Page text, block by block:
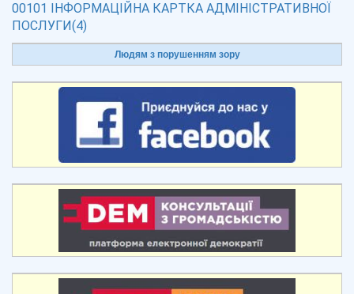
00101 ІНФОРМАЦІЙНА КАРТКА АДМІНІСТРАТИВНОЇ
ПОСЛУГИ(4)
Людям з порушенням зору